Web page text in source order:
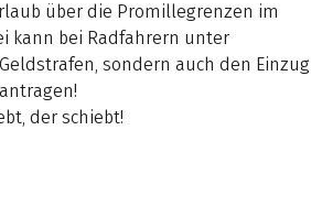
über die Promillegrenzen im
kann bei Radfahrern unter
sondern auch den Einzug
der schiebt!